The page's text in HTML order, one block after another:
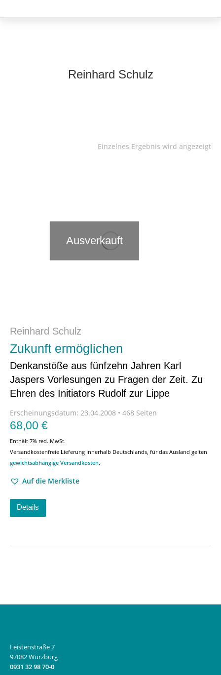
Reinhard Schulz
Einzelnes Ergebnis wird angezeigt
Ausverkauft
Reinhard Schulz
Zukunft ermöglichen
Denkanstöße aus fünfzehn Jahren Karl
Jaspers Vorlesungen zu Fragen der Zeit. Zu
Ehren des Initiators Rudolf zur Lippe
Erscheinungsdatum: 23.04.2008 • 468 Seiten
68,00 €
Enthält 7% red. MwSt.
Versandkostenfreie Lieferung innerhalb Deutschlands, für das Ausland gelten
gewichtsabhängige Versandkosten.
Auf die Merkliste
Details
Leistenstraße 7
97082 Würzburg
0931 32 98 70-0